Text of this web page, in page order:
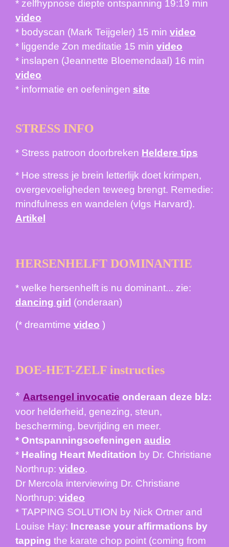
* zelfhypnose diepte ontspanning 19:19 min
video
* bodyscan (Mark Teijgeler) 15 min video
* liggende Zon meditatie 15 min video
* inslapen (Jeannette Bloemendaal) 16 min
video
* informatie en oefeningen site
STRESS INFO
* Stress patroon doorbreken Heldere tips
* Hoe stress je brein letterlijk doet krimpen,
overgevoeligheden teweeg brengt. Remedie:
mindfulness en wandelen (vlgs Harvard).
Artikel
HERSENHELFT DOMINANTIE
* welke hersenhelft is nu dominant... zie:
dancing girl (onderaan)
(* dreamtime video )
DOE-HET-ZELF instructies
* Aartsengel invocatie onderaan deze blz:
voor helderheid, genezing, steun,
bescherming, bevrijding en meer.
* Ontspanningsoefeningen audio
* Healing Heart Meditation by Dr. Christiane
Northrup: video.
Dr Mercola interviewing Dr. Christiane
Northrup: video
* TAPPING SOLUTION by Nick Ortner and
Louise Hay: Increase your affirmations by
tapping the karate chop point (coming from